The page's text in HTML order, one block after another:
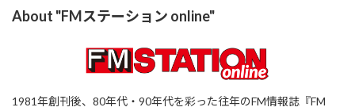
About "FMステーション online"
1981年創刊後、80年代・90年代を彩った往年のFM情報誌『FM